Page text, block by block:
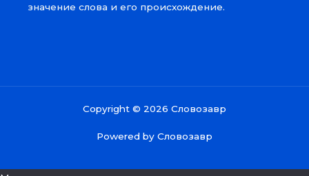
значение слова и его происхождение.
Copyright © 2026 Словозавр
Powered by Словозавр